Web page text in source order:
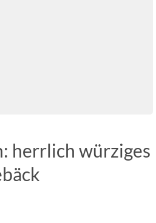
herrlich würziges